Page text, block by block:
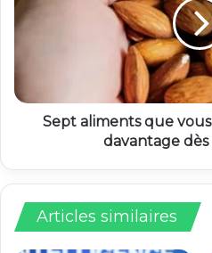
Sept aliments que
davantage
Articles similaires